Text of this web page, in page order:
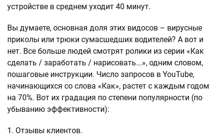
устройстве в среднем уходит 40 минут.
Вы думаете, основная доля этих видосов – вирусные
приколы или трюки сумасшедших водителей? А вот и
нет. Все больше людей смотрят ролики из серии «Как
сделать / заработать / нарисовать...», одним словом,
пошаговые инструкции. Число запросов в YouTube,
начинающихся со слова «Как», растет с каждым годом
на 70%. Вот их градация по степени популярности (по
убыванию эффективности):
Отзывы клиентов.